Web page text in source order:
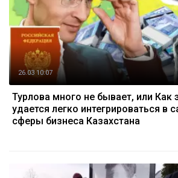
26.03 10:07
Турлова много не бывает, или Как
удается легко интегрироваться в
сферы бизнеса Казахстана